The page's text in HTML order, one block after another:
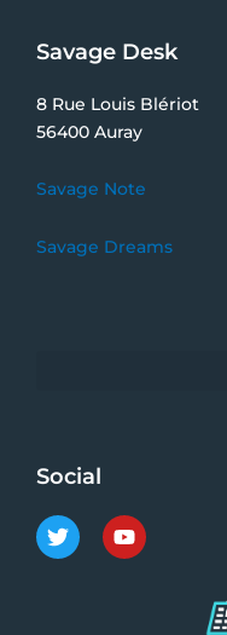
Savage Desk
8 Rue Louis Blériot
56400 Auray
Savage Note
Savage Dreams
Social
T
w
Y
o